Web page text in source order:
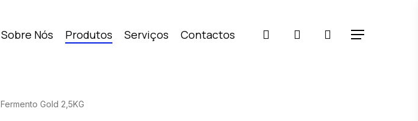
Sobre Nós Produtos Serviços Contactos pesquisaraccount Menu
Fermento Gold 2,5KG